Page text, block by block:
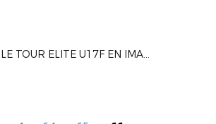
LE TOUR ELITE U17F EN IMAGES